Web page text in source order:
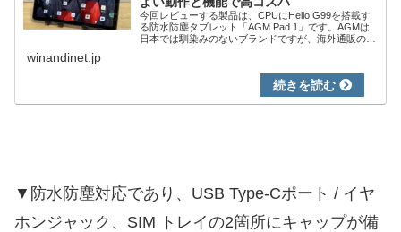
今回レビューする製品は、CPUにHelio G99を搭載す
る防水防塵タブレット「AGM Pad 1」です。AGMは
日本では馴染みのないブランドですが、海外通販の
winandinet.jp
▼防水防塵対応であり、USB Type-Cポート / イヤ
ホンジャック、SIM トレイの2箇所にキャップが備